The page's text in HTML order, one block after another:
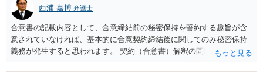
弁護士に直接面談で相談されることをお勧めします。
西浦 嘉博 弁護士
合意書の記載内容として、合意締結前の秘密保持を誓約する趣旨が含
意されていなければ、基本的に合意契約締結後に関してのみ秘密保持
義務が発生すると思われます。 契約（合意書）解釈の問題ですので、